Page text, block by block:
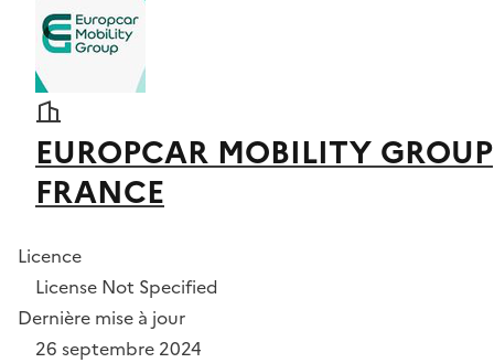
EUROPCAR MOBILITY GROUP
FRANCE
Licence
License Not Specified
Dernière mise à jour
26 septembre 2024